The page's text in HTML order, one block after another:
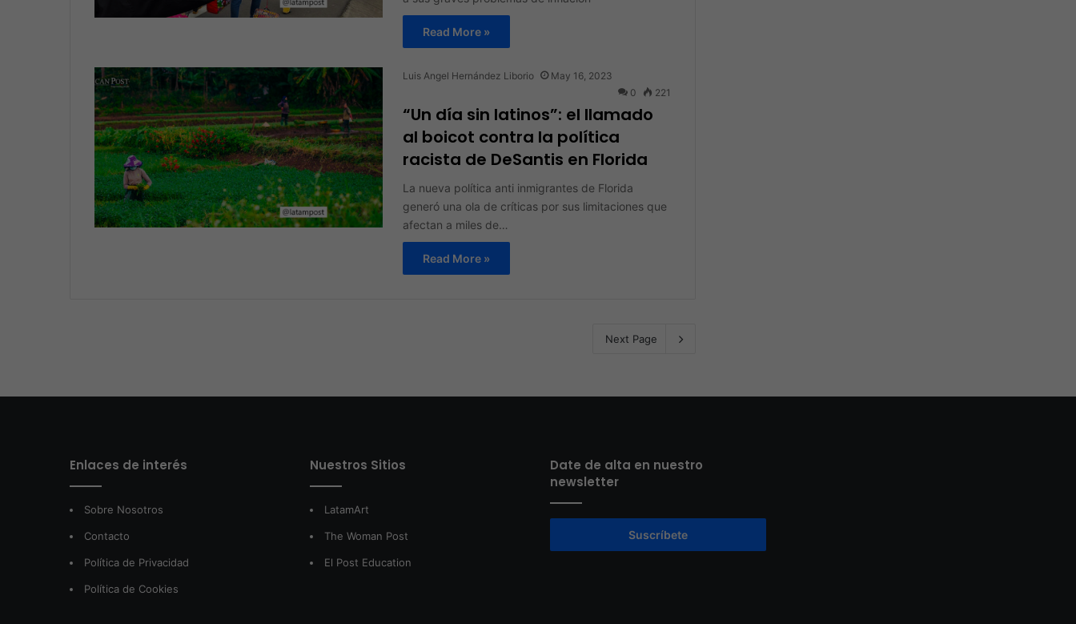
Read More »
Luis Angel Hernández Liborio
May 16, 2023
0
221
“Un día sin latinos”: el llamado
al boicot contra la política
racista de DeSantis en Florida
La nueva política anti inmigrantes de Florida
generó una ola de críticas por sus limitaciones que
afectan a miles de…
Read More »
Next Page
Enlaces de interés
Sobre Nosotros
Contacto
Política de Privacidad
Política de Cookies
Nuestros Sitios
LatamArt
The Woman Post
El Post Education
Date de alta en nuestro
newsletter
Suscríbete